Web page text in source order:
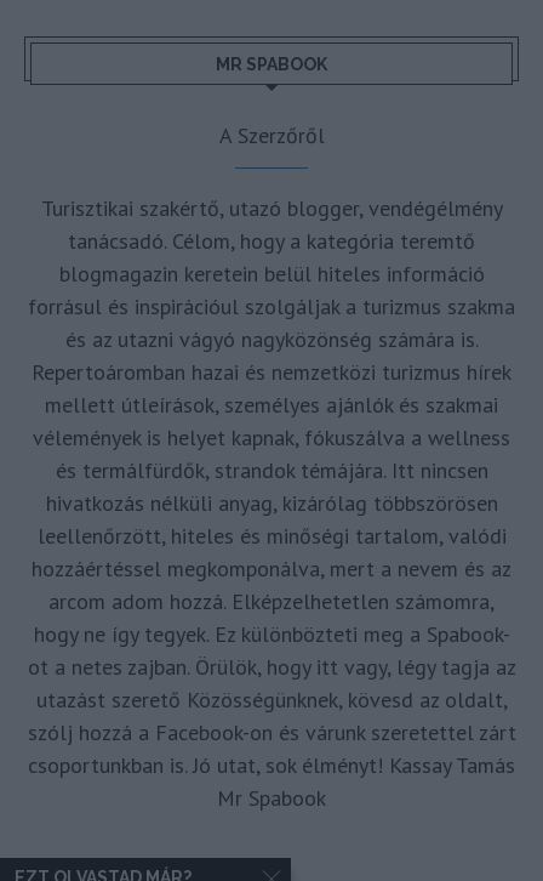
MR SPABOOK
A Szerzőről
Turisztikai szakértő, utazó blogger, vendégélmény
tanácsadó. Célom, hogy a kategória teremtő
blogmagazin keretein belül hiteles információ
forrásul és inspirációul szolgáljak a turizmus szakma
és az utazni vágyó nagyközönség számára is.
Repertoáromban hazai és nemzetközi turizmus hírek
mellett útleírások, személyes ajánlók és szakmai
vélemények is helyet kapnak, fókuszálva a wellness
és termálfürdők, strandok témájára. Itt nincsen
hivatkozás nélküli anyag, kizárólag többszörösen
leellenőrzött, hiteles és minőségi tartalom, valódi
hozzáértéssel megkomponálva, mert a nevem és az
arcom adom hozzá. Elképzelhetetlen számomra,
hogy ne így tegyek. Ez különbözteti meg a Spabook-
ot a netes zajban. Örülök, hogy itt vagy, légy tagja az
utazást szerető Közösségünknek, kövesd az oldalt,
szólj hozzá a Facebook-on és várunk szeretettel zárt
csoportunkban is. Jó utat, sok élményt! Kassay Tamás
Mr Spabook